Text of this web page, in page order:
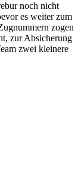
noch nicht
es weiter zum
zogen
zur Absicherung
zwei kleinere